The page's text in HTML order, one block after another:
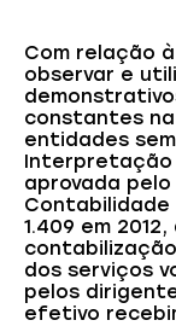
Com relação
observar e
constantes
entidades
Interpretação
aprovada
Contabilidade
1.409 em
dos serviços
pelos
efetivo